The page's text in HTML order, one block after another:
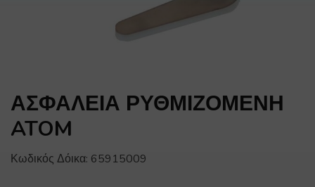
ΑΣΦΑΛΕΙΑ ΡΥΘΜΙΖΟΜΕΝΗ
ATOM
Κωδικός Δόικα: 65915009